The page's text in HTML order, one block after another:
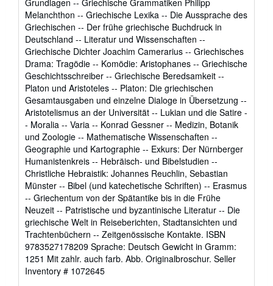
Grundlagen -- Griechische Grammatiken Philipp
Melanchthon -- Griechische Lexika -- Die Aussprache des
Griechischen -- Der frühe griechische Buchdruck in
Deutschland -- Literatur und Wissenschaften --
Griechische Dichter Joachim Camerarius -- Griechisches
Drama: Tragödie -- Komödie: Aristophanes -- Griechische
Geschichtsschreiber -- Griechische Beredsamkeit --
Platon und Aristoteles -- Platon: Die griechischen
Gesamtausgaben und einzelne Dialoge in Übersetzung --
Aristotelismus an der Universität -- Lukian und die Satire -
- Moralia -- Varia -- Konrad Gessner -- Medizin, Botanik
und Zoologie -- Mathematische Wissenschaften --
Geographie und Kartographie -- Exkurs: Der Nürnberger
Humanistenkreis -- Hebräisch- und Bibelstudien --
Christliche Hebraistik: Johannes Reuchlin, Sebastian
Münster -- Bibel (und katechetische Schriften) -- Erasmus
-- Griechentum von der Spätantike bis in die Frühe
Neuzeit -- Patristische und byzantinische Literatur -- Die
griechische Welt in Reiseberichten, Stadtansichten und
Trachtenbüchern -- Zeitgenössische Kontakte. ISBN
9783527178209 Sprache: Deutsch Gewicht in Gramm:
1251 Mit zahlr. auch farb. Abb. Originalbroschur. Seller
Inventory # 1072645